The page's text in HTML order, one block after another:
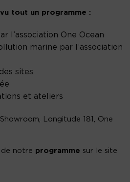
tout un programme :
l’association One Ocean
marine par l’association
sites
et ateliers
Longitude 181, One
de notre programme sur le site